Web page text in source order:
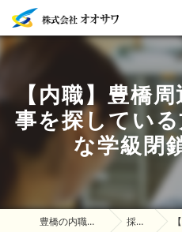
【内職】豊橋
事を探してい
な学級閉
豊橋の内職は株式会社オオサワ 採用ブログ